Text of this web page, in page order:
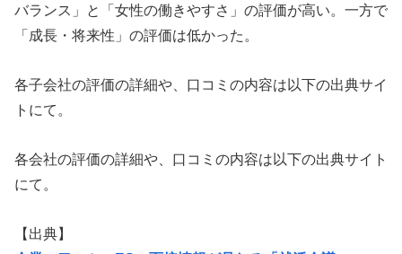
バランス」と「女性の働きやすさ」の評価が高い。一方で
「成長・将来性」の評価は低かった。
各子会社の評価の詳細や、口コミの内容は以下の出典サイ
トにて。
各会社の評価の詳細や、口コミの内容は以下の出典サイト
にて。
【出典】